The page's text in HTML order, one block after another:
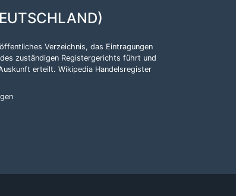
Verzeichnis, das Eintragungen
zuständigen Registergerichts führt und
erteilt. Wikipedia Handelsregister